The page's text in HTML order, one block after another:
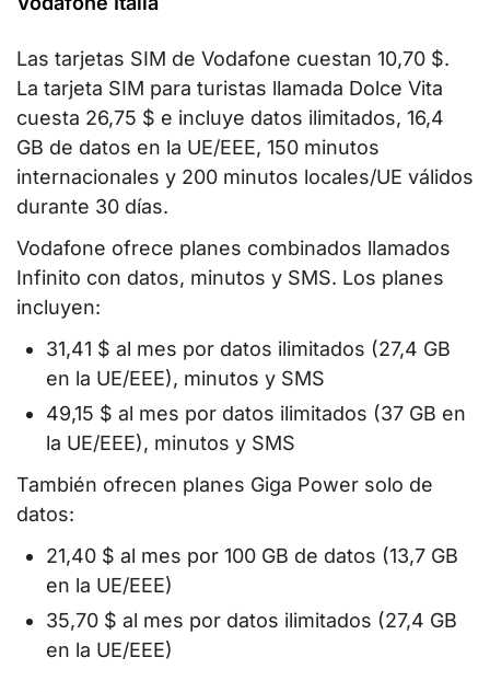
Las tarjetas SIM de Vodafone cuestan 10,70 $.
La tarjeta SIM para turistas llamada Dolce Vita
cuesta 26,75 $ e incluye datos ilimitados, 16,4
GB de datos en la UE/EEE, 150 minutos
internacionales y 200 minutos locales/UE válidos
durante 30 días.
Vodafone ofrece planes combinados llamados
Infinito con datos, minutos y SMS. Los planes
incluyen:
31,41 $ al mes por datos ilimitados (27,4 GB
en la UE/EEE), minutos y SMS
49,15 $ al mes por datos ilimitados (37 GB en
la UE/EEE), minutos y SMS
También ofrecen planes Giga Power solo de
datos:
21,40 $ al mes por 100 GB de datos (13,7 GB
en la UE/EEE)
35,70 $ al mes por datos ilimitados (27,4 GB
en la UE/EEE)